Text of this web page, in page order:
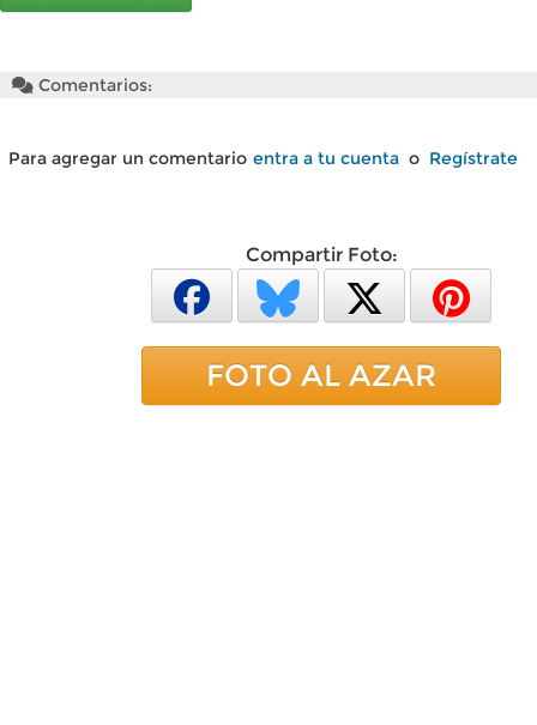
Comentarios:
Para agregar un comentario entra a tu cuenta o Regístrate
Compartir Foto:
FOTO AL AZAR